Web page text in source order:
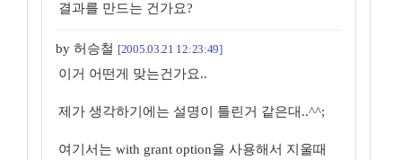
결과를 만드는 건가요?
by 허승철 [2005.03.21 12:23:49]
이거 어떤게 맞는건가요..
제가 생각하기에는 설명이 틀린거 같은대..^^;
여기서는 with grant option을 사용해서 지울때